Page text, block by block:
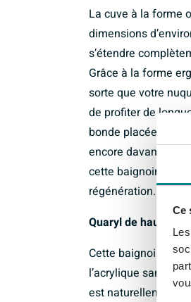
Ce
La cuve à la forme
dimensions
s’étendre
Grâce à la forme
sorte que votre
de profiter de
bonde placée au
encore davantage
cette baignoire
régénération.
Quaryl de haute
Cette baignoire est
l’acrylique
est naturellement